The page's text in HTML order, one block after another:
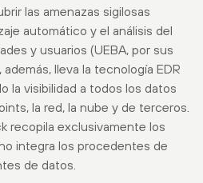
las amenazas sigilosas
automático y el análisis del
y usuarios (UEBA, por sus
lleva la tecnología EDR
la visibilidad a todos los datos
la red, la nube y de terceros.
recopila exclusivamente los
integra los procedentes de
de datos.